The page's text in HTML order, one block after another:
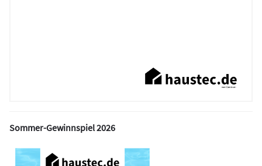
Sommer-Gewinnspiel 2026